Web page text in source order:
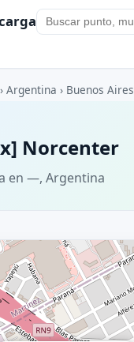
› Argentina › Buenos Aires
Norcenter
en —, Argentina